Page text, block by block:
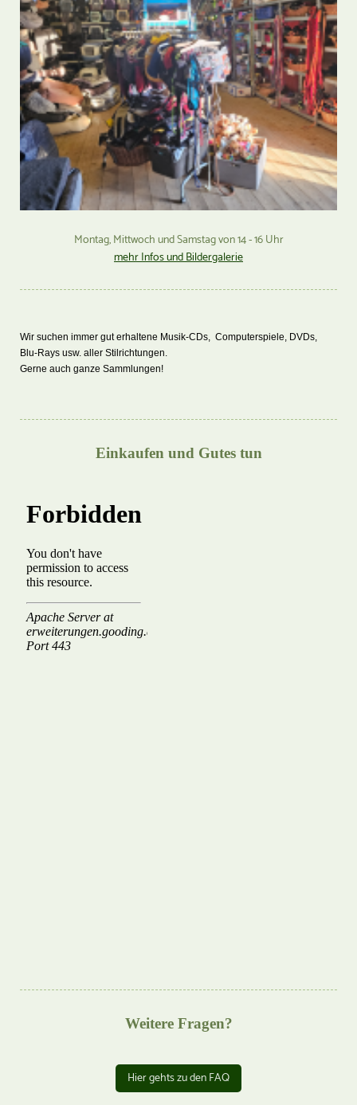
Montag, Mittwoch und Samstag von 14 - 16 Uhr
mehr Infos und Bildergalerie
Wir suchen immer gut erhaltene Musik-CDs, Computerspiele, DVDs,
Blu-Rays usw. aller Stilrichtungen.
Gerne auch ganze Sammlungen!
Einkaufen und Gutes tun
Weitere Fragen?
Hier gehts zu den FAQ